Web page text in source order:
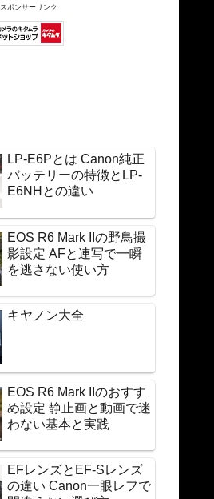
スポンサーリンク
LP-E6Pとは Canon純正
バッテリーの特徴とLP-
E6NHとの違い
EOS R6 Mark IIの野鳥撮
影設定 AFと連写で一瞬
を逃さない使い方
キヤノン大全
EOS R6 Mark IIのおすす
め設定 静止画と動画で迷
わない基本と実践
EFレンズとEF-Sレンズ
の違い Canon一眼レフで